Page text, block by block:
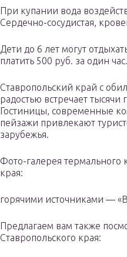
При купании вода
Сердечно-сосудистая,
Дети до 6 лет могут
платить 500 руб. за один час.
Ставропольский край с
радостью встречает тысячи
Гостиницы, современные
пейзажи привлекают
зарубежья.
Фото-галерея термального
края:
горячими источниками —
Предлагаем вам также
Ставропольского края: